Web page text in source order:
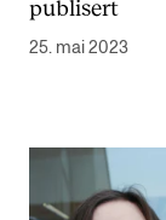
publisert
25. mai 2023